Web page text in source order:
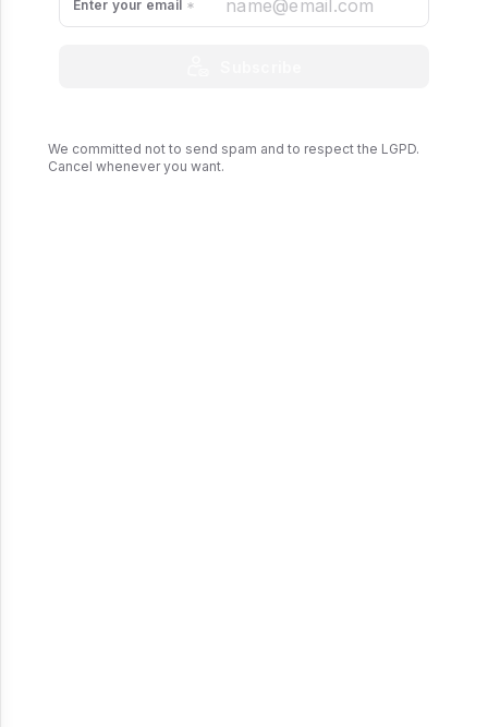
Enter your email
We committed not to send spam and to respect the LGPD.
Cancel whenever you want.